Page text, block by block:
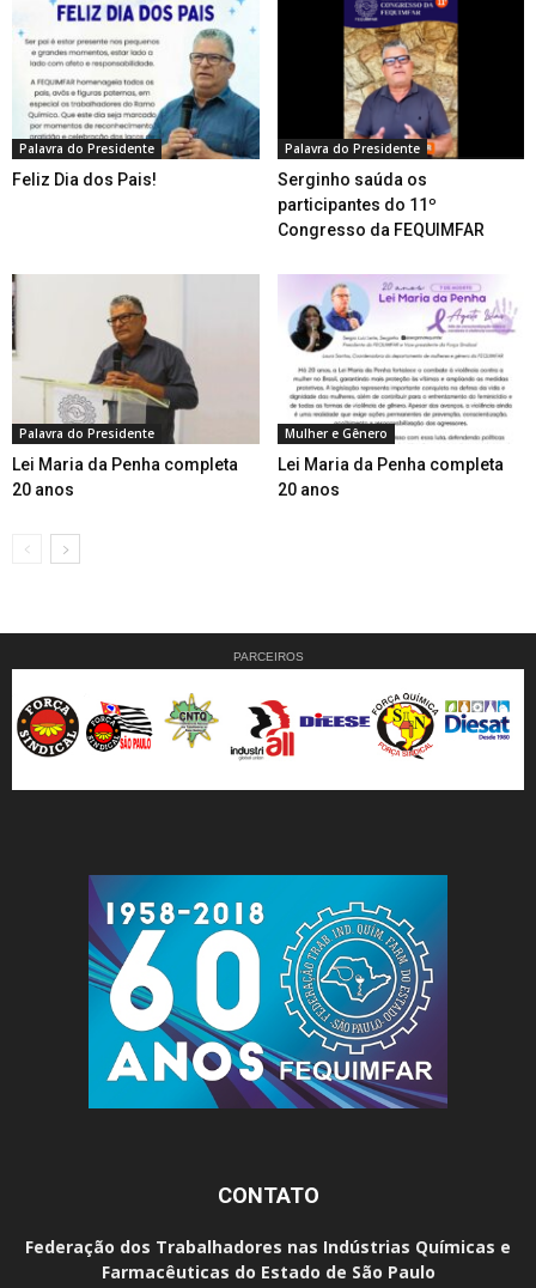
Palavra do Presidente
Feliz Dia dos Pais!
Palavra do Presidente
Serginho saúda os
participantes do 11º
Congresso da FEQUIMFAR
Palavra do Presidente
Lei Maria da Penha completa
20 anos
Mulher e Gênero
Lei Maria da Penha completa
20 anos
PARCEIROS
CONTATO
Federação dos Trabalhadores nas Indústrias Químicas e
Farmacêuticas do Estado de São Paulo